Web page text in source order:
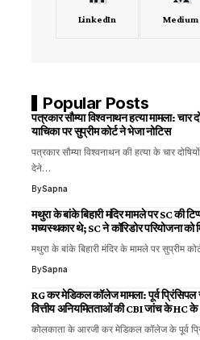
LinkedIn Medium
Popular Posts
पत्रकार सौम्या विश्वनाथन हत्या मामला:
याचिका पर सुप्रीम कोर्ट ने भेजा नोटिस
पत्रकार सौम्या विश्वनाथन की हत्या के चार
देने…
BySapna
मथुरा के बांके बिहारी मंदिर मामले पर SC की
मध्यस्थकार थे; SC ने कॉरिडोर परियोजना
मथुरा के बांके बिहारी मंदिर के मामले पर सुप्रीम
BySapna
RG कर मेडिकल कॉलेज मामला: पूर्व
वित्तीय अनियमितताओं की CBI जांच के HC
कोलकाता के आरजी कर मेडिकल कॉलेज के पूर्व